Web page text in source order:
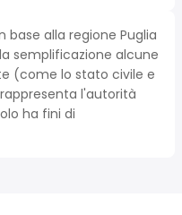
base alla regione Puglia
semplificazione alcune
(come lo stato civile e
l'autorità
ha fini di